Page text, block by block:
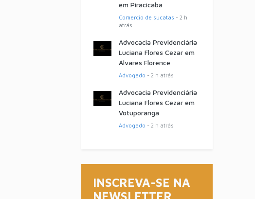
em Piracicaba
Comercio de sucatas - 2 h
atrás
Advocacia Previdenciária
Luciana Flores Cezar em
Álvares Florence
Advogado - 2 h atrás
Advocacia Previdenciária
Luciana Flores Cezar em
Votuporanga
Advogado - 2 h atrás
INSCREVA-SE NA
NEWSLETTER